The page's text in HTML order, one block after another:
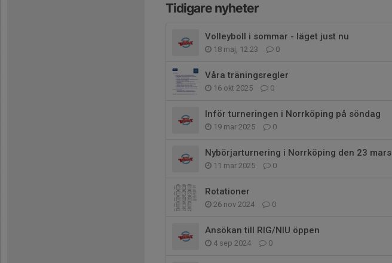
Tidigare nyheter
Volleyboll i sommar - läget just nu
18 maj, 12:23 0
Våra träningsregler
16 okt 2025 0
Inför turneringen i Norrköping på söndag
19 mar 2025 0
Nybörjarturnering i Norrköping den 23 mars
11 mar 2025 0
Rotationer
26 nov 2024 0
Ansökan till RIG/NIU öppen
4 sep 2024 0